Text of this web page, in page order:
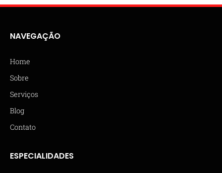
NAVEGAÇÃO
Home
Sobre
Serviços
Blog
Contato
ESPECIALIDADES